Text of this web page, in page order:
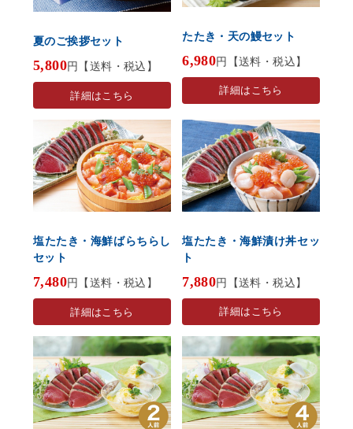
夏のご挨拶セット
5,800円【送料・税込】
詳細はこちら
たたき・天の鰻セット
6,980円【送料・税込】
詳細はこちら
塩たたき・海鮮ばらちらし
セット
7,480円【送料・税込】
詳細はこちら
塩たたき・海鮮漬け丼セッ
ト
7,880円【送料・税込】
詳細はこちら